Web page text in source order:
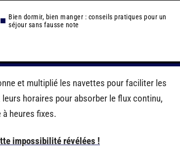
Bien dormir, bien manger : conseils pratiques pour un
séjour sans fausse note
et multiplié les navettes pour faciliter les
horaires pour absorber le flux continu,
heures fixes.
impossibilité révélées !